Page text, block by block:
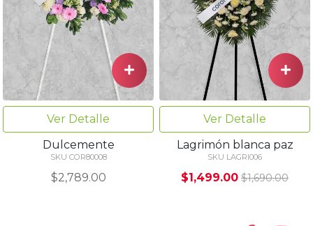
Ver Detalle
Dulcemente
SKU COR80008
$2,789.00
Ver Detalle
Lagrimón blanca paz
SKU LAGRI006
$1,499.00 $1,690.00